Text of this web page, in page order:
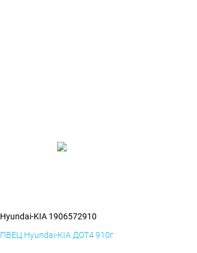
Hyundai-KIA 1906572910
ПВЕЦ Hyundai-KIA ДОТ4 910г